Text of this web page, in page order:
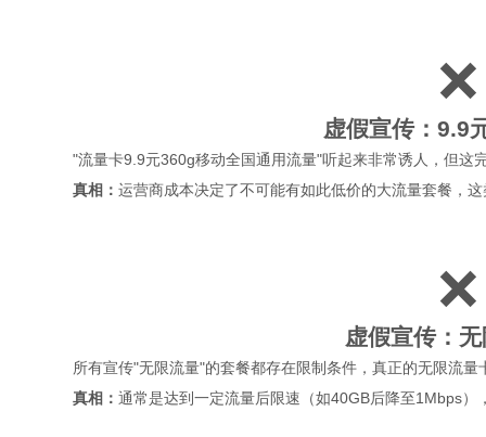
❌
虚假宣传：9.9
"流量卡9.9元360g移动全国通用流量"听起来非常诱人，但这
真相： 运营商成本决定了不可能有如此低价的大流量套餐，
❌
虚假宣传：
所有宣传"无限流量"的套餐都存在限制条件，真正的无限流量
真相： 通常是达到一定流量后限速（如40GB后降至1Mbps）